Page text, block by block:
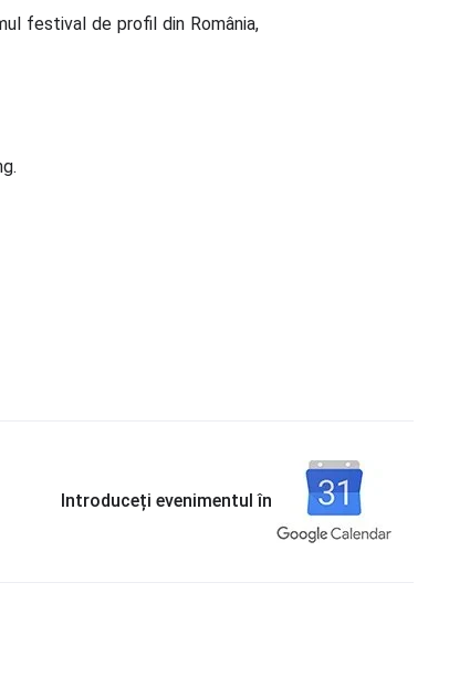
festival de profil din România,
Introduceți evenimentul în